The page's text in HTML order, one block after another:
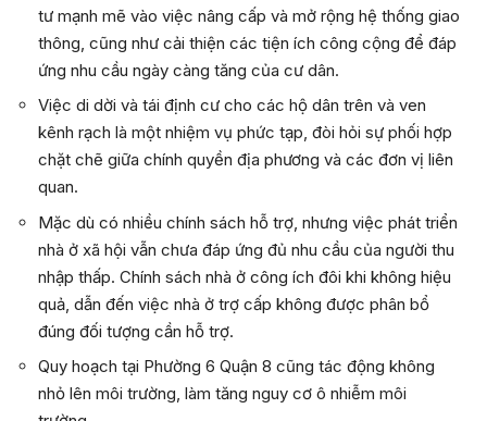
tư mạnh mẽ vào việc nâng cấp và mở rộng hệ thống giao
thông, cũng như cải thiện các tiện ích công cộng để đáp
ứng nhu cầu ngày càng tăng của cư dân.
Việc di dời và tái định cư cho các hộ dân trên và ven
kênh rạch là một nhiệm vụ phức tạp, đòi hỏi sự phối hợp
chặt chẽ giữa chính quyền địa phương và các đơn vị liên
quan.
Mặc dù có nhiều chính sách hỗ trợ, nhưng việc phát triển
nhà ở xã hội vẫn chưa đáp ứng đủ nhu cầu của người thu
nhập thấp. Chính sách nhà ở công ích đôi khi không hiệu
quả, dẫn đến việc nhà ở trợ cấp không được phân bổ
đúng đối tượng cần hỗ trợ.
Quy hoạch tại Phường 6 Quận 8 cũng tác động không
nhỏ lên môi trường, làm tăng nguy cơ ô nhiễm môi